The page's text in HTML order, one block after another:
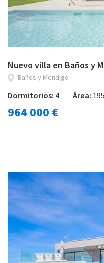
Nuevo villa en Baños y
Baños y Mendigo
Dormitorios: 4 Área:
964 000 €